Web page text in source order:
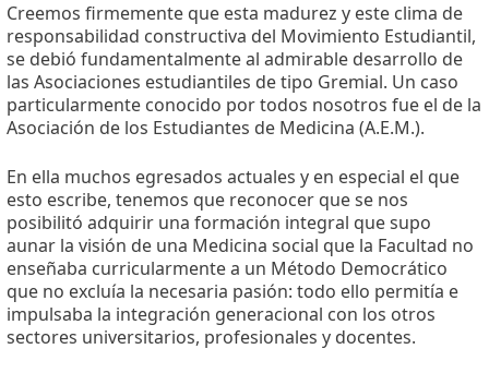
Creemos firmemente que esta madurez y este clima de
responsabilidad constructiva del Movimiento Estudiantil,
se debió fundamentalmente al admirable desarrollo de
las Asociaciones estudiantiles de tipo Gremial. Un caso
particularmente conocido por todos nosotros fue el de la
Asociación de los Estudiantes de Medicina (A.E.M.).
En ella muchos egresados actuales y en especial el que
esto escribe, tenemos que reconocer que se nos
posibilitó adquirir una formación integral que supo
aunar la visión de una Medicina social que la Facultad no
enseñaba curricularmente a un Método Democrático
que no excluía la necesaria pasión: todo ello permitía e
impulsaba la integración generacional con los otros
sectores universitarios, profesionales y docentes.